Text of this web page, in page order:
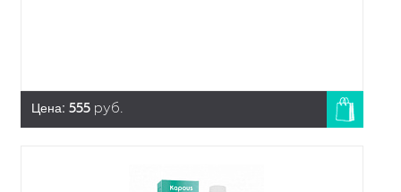
Цена: 555 руб.